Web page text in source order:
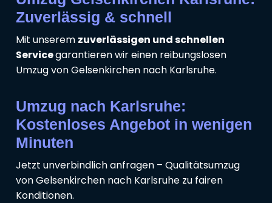
Zuverlässig & schnell
Mit unserem zuverlässigen und schnellen
Servicegarantieren wir einen reibungslosen
Umzug von Gelsenkirchen nach Karlsruhe.
Umzug nach Karlsruhe:
Kostenloses Angebot in wenigen
Minuten
Jetzt unverbindlich anfragen – Qualitätsumzug
von Gelsenkirchen nach Karlsruhe zu fairen
Konditionen.